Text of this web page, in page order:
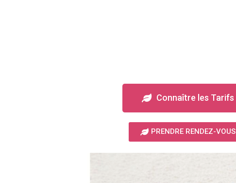
Connaître les Tarifs
PRENDRE RENDEZ-VOUS